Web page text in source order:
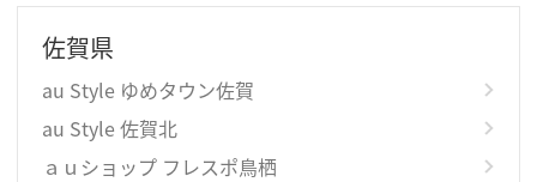
佐賀県
au Style ゆめタウン佐賀
au Style 佐賀北
ａｕショップ フレスポ鳥栖